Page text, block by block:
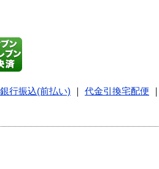
銀行振込(前払い) 代金引換宅配便